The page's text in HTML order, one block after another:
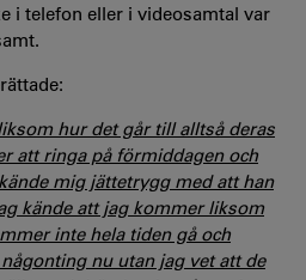
i telefon eller i videosamtal var
hur det går till alltså deras
att ringa på förmiddagen och
mig jättetrygg med att han
kände att jag kommer liksom
inte hela tiden gå och
nu utan jag vet att de